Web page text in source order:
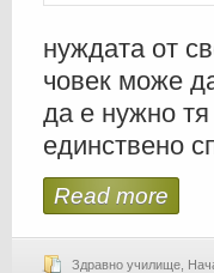
нуждата от
човек може
да е нужно
единствено
Read more
Здравно училище